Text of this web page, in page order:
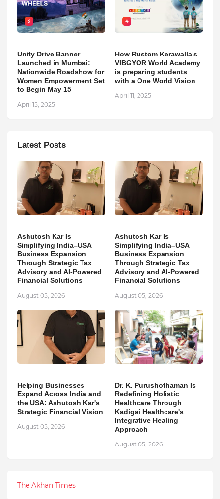
3
Unity Drive Banner
Launched in Mumbai:
Nationwide Roadshow for
Women Empowerment Set
to Begin May 15
April 15, 2025
4
How Rustom Kerawalla’s
VIBGYOR World Academy
is preparing students
with a One World Vision
April 11, 2025
Latest Posts
Ashutosh Kar Is
Simplifying India–USA
Business Expansion
Through Strategic Tax
Advisory and AI-Powered
Financial Solutions
August 05, 2026
Ashutosh Kar Is
Simplifying India–USA
Business Expansion
Through Strategic Tax
Advisory and AI-Powered
Financial Solutions
August 05, 2026
Helping Businesses
Expand Across India and
the USA: Ashutosh Kar's
Strategic Financial Vision
August 05, 2026
Dr. K. Purushothaman Is
Redefining Holistic
Healthcare Through
Kadigai Healthcare's
Integrative Healing
Approach
August 05, 2026
The Akhan Times